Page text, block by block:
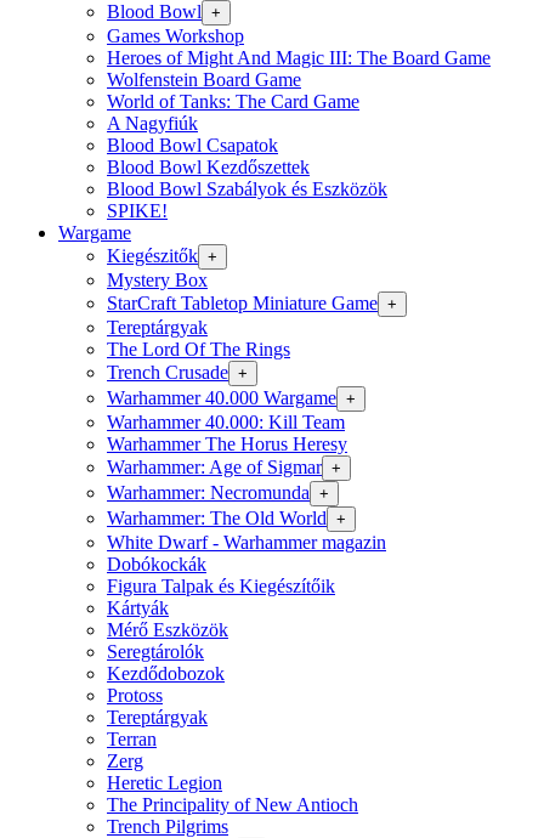
Blood Bowl +
Games Workshop
Heroes of Might And Magic III: The Board Game
Wolfenstein Board Game
World of Tanks: The Card Game
A Nagyfiúk
Blood Bowl Csapatok
Blood Bowl Kezdőszettek
Blood Bowl Szabályok és Eszközök
SPIKE!
Wargame
Kiegészitők +
Mystery Box
StarCraft Tabletop Miniature Game +
Tereptárgyak
The Lord Of The Rings
Trench Crusade +
Warhammer 40.000 Wargame +
Warhammer 40.000: Kill Team
Warhammer The Horus Heresy
Warhammer: Age of Sigmar +
Warhammer: Necromunda +
Warhammer: The Old World +
White Dwarf - Warhammer magazin
Dobókockák
Figura Talpak és Kiegészítőik
Kártyák
Mérő Eszközök
Seregtárolók
Kezdődobozok
Protoss
Tereptárgyak
Terran
Zerg
Heretic Legion
The Principality of New Antioch
Trench Pilgrims